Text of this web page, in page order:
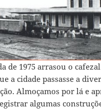
de 1975 arrasou o
a cidade passasse a
Almoçamos por lá e
algumas